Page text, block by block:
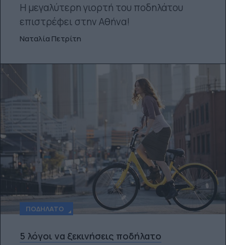
Η μεγαλύτερη γιορτή του ποδηλάτου
επιστρέφει στην Αθήνα!
Ναταλία Πετρίτη
ΠΟΔΉΛΑΤΟ
5 λόγοι να ξεκινήσεις ποδήλατο